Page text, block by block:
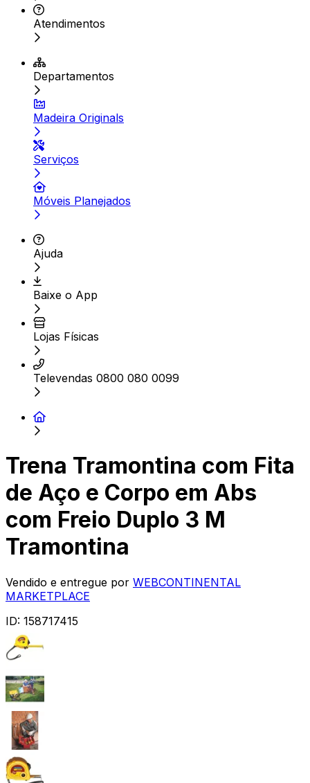
Atendimentos
Departamentos
Madeira Originals
Serviços
Móveis Planejados
Ajuda
Baixe o App
Lojas Físicas
Televendas 0800 080 0099
Trena Tramontina com Fita
de Aço e Corpo em Abs
com Freio Duplo 3 M
Tramontina
Vendido e entregue por WEBCONTINENTAL
MARKETPLACE
ID: 158717415